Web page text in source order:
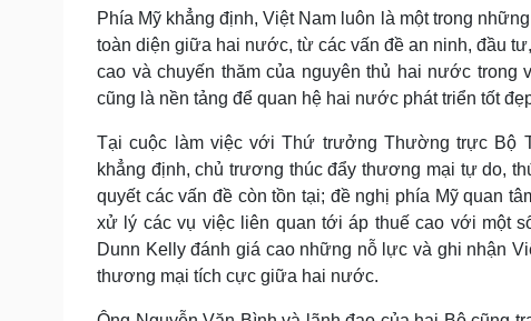
Phía Mỹ khẳng định, Việt Nam luôn là một trong
toàn diện giữa hai nước, từ các vấn đề an ninh, đầu
cao và chuyến thăm của nguyên thủ hai nước trong
cũng là nền tảng để quan hệ hai nước phát triển tốt
Tại cuộc làm việc với Thứ trưởng Thường trực Bộ
khẳng định, chủ trương thúc đẩy thương mại tự do,
quyết các vấn đề còn tồn tại; đề nghị phía Mỹ quan
xử lý các vụ việc liên quan tới áp thuế cao với một
Dunn Kelly đánh giá cao những nỗ lực và ghi nhận
thương mại tích cực giữa hai nước.